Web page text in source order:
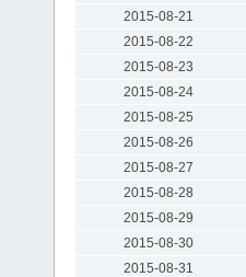
2015-08-21
2015-08-22
2015-08-23
2015-08-24
2015-08-25
2015-08-26
2015-08-27
2015-08-28
2015-08-29
2015-08-30
2015-08-31